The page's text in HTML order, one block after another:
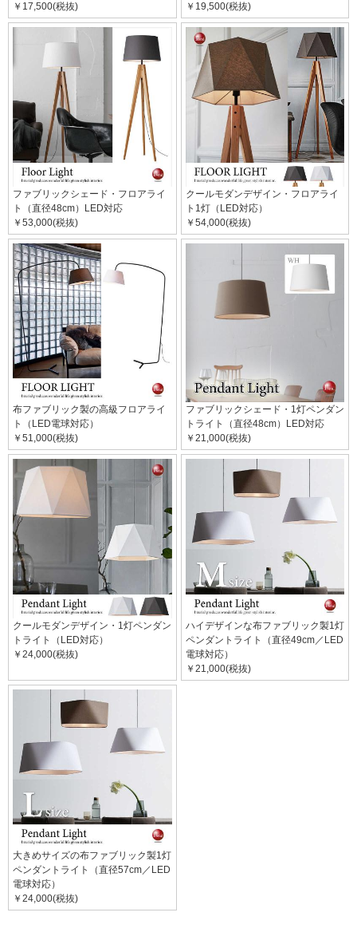
￥17,500(税抜)
￥19,500(税抜)
ファブリックシェード・フロアライ
ト（直径48cm）LED対応
￥53,000(税抜)
クールモダンデザイン・フロアライ
ト1灯（LED対応）
￥54,000(税抜)
布ファブリック製の高級フロアライ
ト（LED電球対応）
￥51,000(税抜)
ファブリックシェード・1灯ペンダン
トライト（直径48cm）LED対応
￥21,000(税抜)
クールモダンデザイン・1灯ペンダン
トライト（LED対応）
￥24,000(税抜)
ハイデザインな布ファブリック製1灯
ペンダントライト（直径49cm／LED
電球対応）
￥21,000(税抜)
大きめサイズの布ファブリック製1灯
ペンダントライト（直径57cm／LED
電球対応）
￥24,000(税抜)